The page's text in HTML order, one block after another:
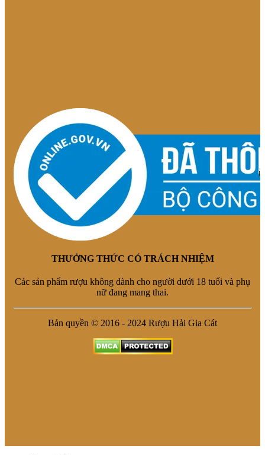
THƯỞNG THỨC CÓ TRÁCH NHIỆM
Các sản phẩm rượu không dành cho người dưới 18 tuổi và phụ
nữ đang mang thai.
Bản quyền © 2016 - 2024 Rượu Hải Gia Cát